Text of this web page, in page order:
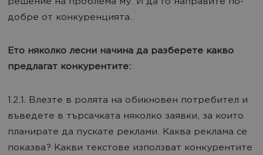
решение на проблема му. И да го направите по-
добре от конкуренцията.
Ето няколко лесни начина да разберете какво
предлагат конкурентите:
1.2.1. Влезте в ролята на обикновен потребител и
въведете в търсачката няколко заявки, за които
планирате да пускате реклами. Каква реклама се
показва? Какви текстове използват конкурентите